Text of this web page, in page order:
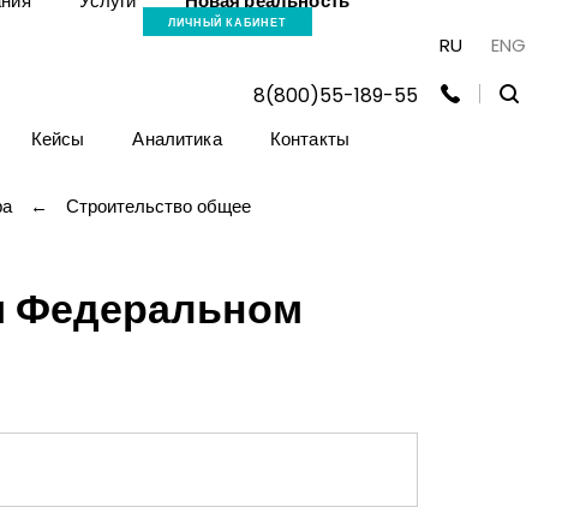
ЛИЧНЫЙ КАБИНЕТ
Кейсы Аналитика Контакты
RU ENG
8(800)55-189-55
← Строительство общее
Федеральном